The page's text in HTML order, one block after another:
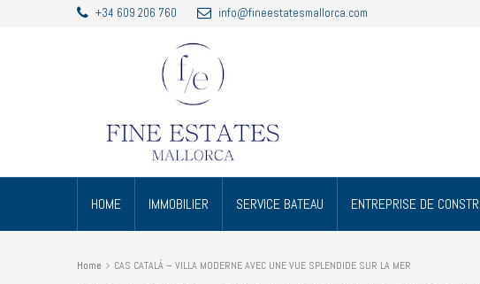
+34 609 206 760 info@fineestatesmallorca.com
HOME IMMOBILIER SERVICE BATEAU ENTREPRISE DE
Home CAS CATALÁ – VILLA MODERNE AVEC UNE VUE SPLENDIDE SUR LA MER